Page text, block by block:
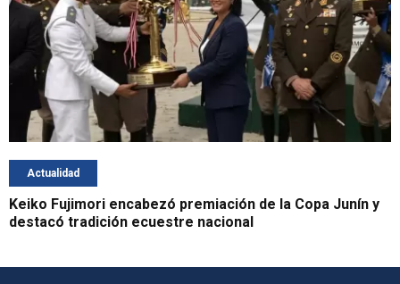
Actualidad
Keiko Fujimori encabezó premiación de la Copa Junín y
destacó tradición ecuestre nacional